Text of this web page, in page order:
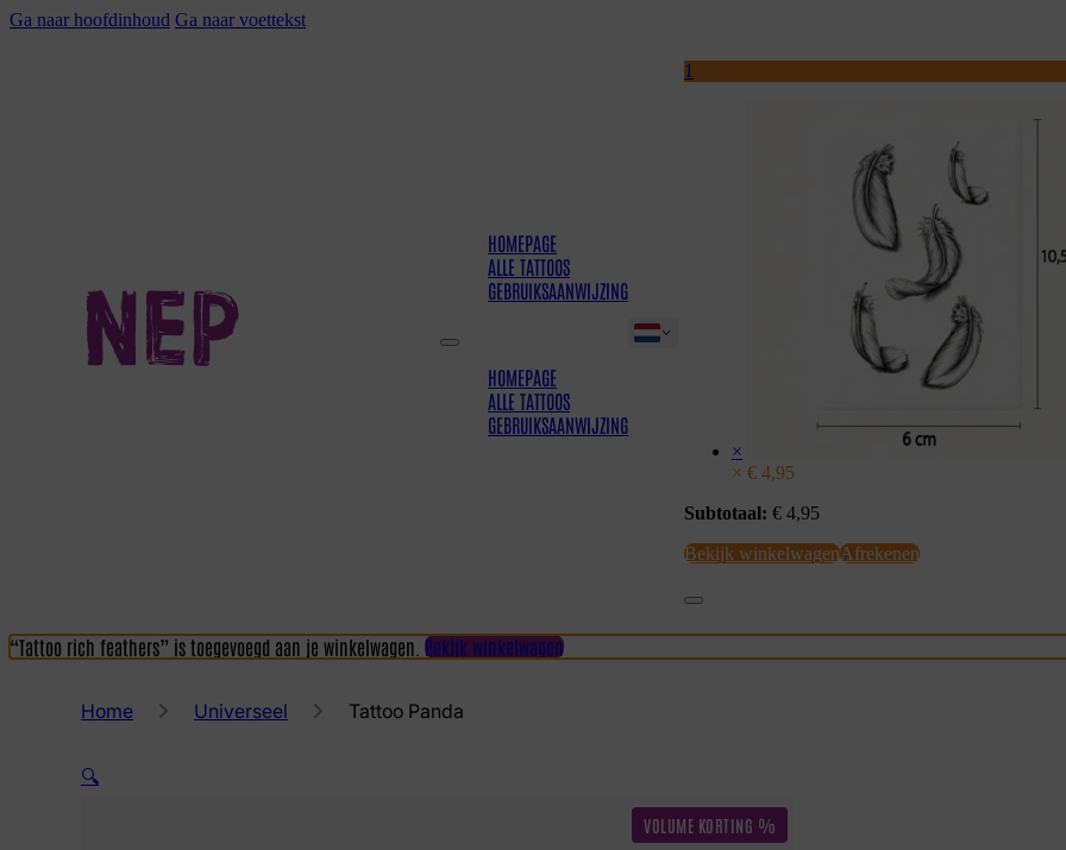
Ga naar hoofdinhoud Ga naar voettekst
HOMEPAGE
ALLE TATTOOS
GEBRUIKSAANWIJZING
HOMEPAGE
ALLE TATTOOS
GEBRUIKSAANWIJZING
1
×
× € 4,95
Subtotaal: € 4,95
Bekijk winkelwagenAfrekenen
“Tattoo rich feathers” is toegevoegd aan je winkelwagen. Bekijk winkelwagen
Home Universeel Tattoo Panda
🔍